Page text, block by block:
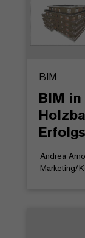
BIM
BIM in
Andrea
Marketing/